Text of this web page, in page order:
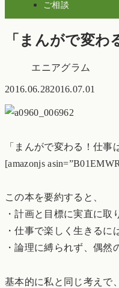
ご相談
「まんがで変
エニアグラム
2016.06.282016.07.01
「まんがで変わる！仕事
[amazonjs
この本を要約すると、
・計画と目標に実直に取
・仕事で楽しく生きるに
・論理に縛られず、偶然
基本的に私と同じ考えで